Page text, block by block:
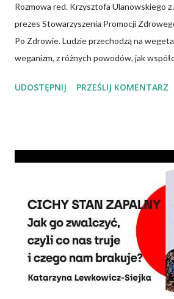
Rozmowa red. Krzysztofa Ulanowskiego
prezes Stowarzyszenia Promocji
Po Zdrowie. Ludzie przechodzą na
weganizm, z różnych powodów, jak
Wiadomo, że czerwone mięso zwiększa
składników? Talerz, nie słupki Albo
wegetarianizm, a zwłaszcza weganizm,
wszystkie składniki będzie się
słupkach? – Nie ma takiej potrzeby –
prezes Stowarzyszenia Promocji
Po Zdrowie. – Choć owszem, gdy chcemy
komponowania diety wegańskiej,
spożywamy, w jakich ilościach, jaką ma to
UDOSTĘPNIJ PRZEŚLIJ KOMENTARZ